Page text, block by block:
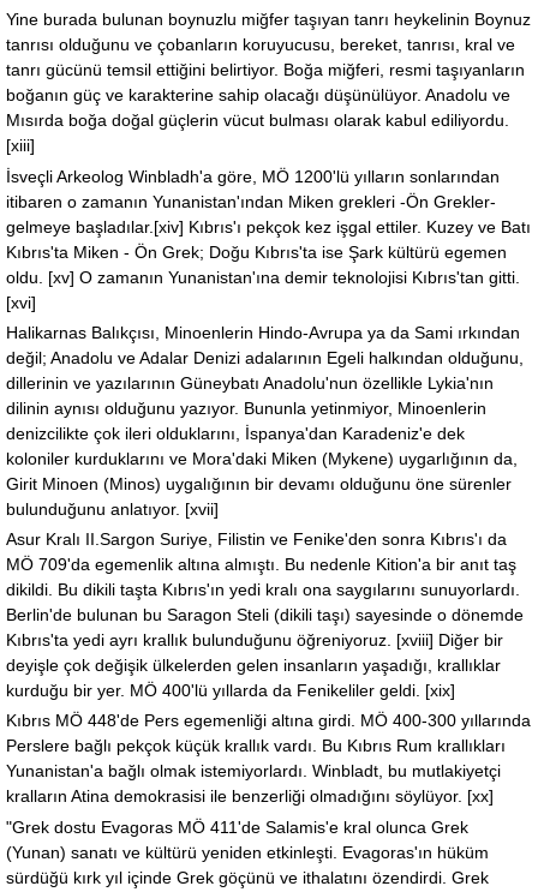
Yine burada bulunan boynuzlu miğfer taşıyan tanrı heykelinin Boynuz
tanrısı olduğunu ve çobanların koruyucusu, bereket, tanrısı, kral ve
tanrı gücünü temsil ettiğini belirtiyor. Boğa miğferi, resmi taşıyanların
boğanın güç ve karakterine sahip olacağı düşünülüyor. Anadolu ve
Mısırda boğa doğal güçlerin vücut bulması olarak kabul ediliyordu.
[xiii]
İsveçli Arkeolog Winbladh'a göre, MÖ 1200'lü yılların sonlarından
itibaren o zamanın Yunanistan'ından Miken grekleri -Ön Grekler-
gelmeye başladılar.[xiv] Kıbrıs'ı pekçok kez işgal ettiler. Kuzey ve Batı
Kıbrıs'ta Miken - Ön Grek; Doğu Kıbrıs'ta ise Şark kültürü egemen
oldu. [xv] O zamanın Yunanistan'ına demir teknolojisi Kıbrıs'tan gitti.
[xvi]
Halikarnas Balıkçısı, Minoenlerin Hindo-Avrupa ya da Sami ırkından
değil; Anadolu ve Adalar Denizi adalarının Egeli halkından olduğunu,
dillerinin ve yazılarının Güneybatı Anadolu'nun özellikle Lykia'nın
dilinin aynısı olduğunu yazıyor. Bununla yetinmiyor, Minoenlerin
denizcilikte çok ileri olduklarını, İspanya'dan Karadeniz'e dek
koloniler kurduklarını ve Mora'daki Miken (Mykene) uygarlığının da,
Girit Minoen (Minos) uygalığının bir devamı olduğunu öne sürenler
bulunduğunu anlatıyor. [xvii]
Asur Kralı II.Sargon Suriye, Filistin ve Fenike'den sonra Kıbrıs'ı da
MÖ 709'da egemenlik altına almıştı. Bu nedenle Kition'a bir anıt taş
dikildi. Bu dikili taşta Kıbrıs'ın yedi kralı ona saygılarını sunuyorlardı.
Berlin'de bulunan bu Saragon Steli (dikili taşı) sayesinde o dönemde
Kıbrıs'ta yedi ayrı krallık bulunduğunu öğreniyoruz. [xviii] Diğer bir
deyişle çok değişik ülkelerden gelen insanların yaşadığı, krallıklar
kurduğu bir yer. MÖ 400'lü yıllarda da Fenikeliler geldi. [xix]
Kıbrıs MÖ 448'de Pers egemenliği altına girdi. MÖ 400-300 yıllarında
Perslere bağlı pekçok küçük krallık vardı. Bu Kıbrıs Rum krallıkları
Yunanistan'a bağlı olmak istemiyorlardı. Winbladt, bu mutlakiyetçi
kralların Atina demokrasisi ile benzerliği olmadığını söylüyor. [xx]
"Grek dostu Evagoras MÖ 411'de Salamis'e kral olunca Grek
(Yunan) sanatı ve kültürü yeniden etkinleşti. Evagoras'ın hüküm
sürdüğü kırk yıl içinde Grek göçünü ve ithalatını özendirdi. Grek